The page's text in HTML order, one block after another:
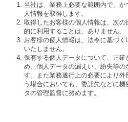
当社は、業務上必要な範囲内で、
人情報を取得します。
取得したお客様の個人情報は、次の
的に利用することは、ありません。
お客様の個人情報は、法令に基づ
いたしません。
保有する個人データについて、正
め、個人データの漏えい、紛失等の
す。また業務遂行上の必要により
う場合においても、委託先などに機
タの管理監督に努めます。